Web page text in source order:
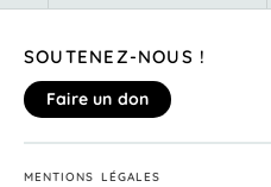
SOUTENEZ-NOUS !
Faire un don
MENTIONS LÉGALES